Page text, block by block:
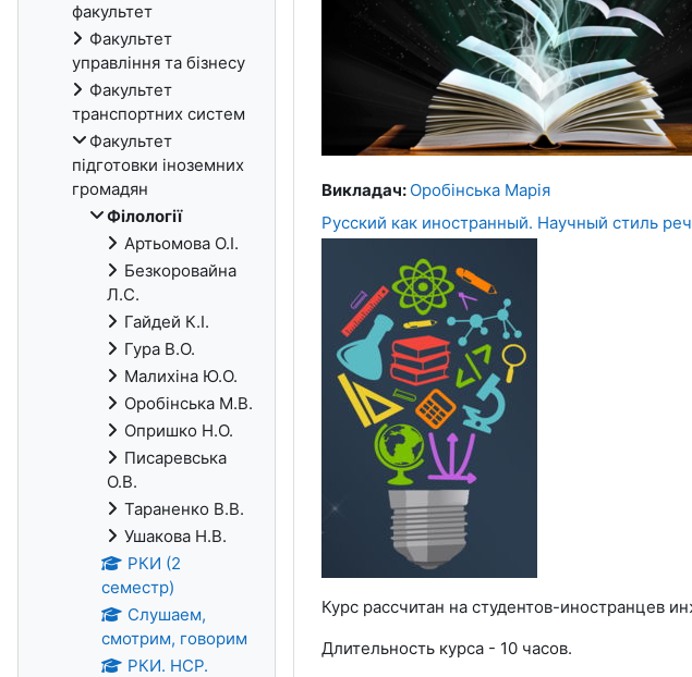
Викладач: Оробінська Марія
Русский как иностранный. Научный стиль
Курс рассчитан на студентов-иностранцев
Длительность курса - 10 часов.
факультет
Факультет
управління та бізнесу
Факультет
транспортних систем
Факультет
підготовки іноземних
громадян
Філології
Артьомова О.І.
Безкоровайна
Л.С.
Гайдей К.І.
Гура В.О.
Малихіна Ю.О.
Оробінська М.В.
Опришко Н.О.
Писаревська
О.В.
Тараненко В.В.
Ушакова Н.В.
РКИ (2
семестр)
Слушаем,
смотрим, говорим
РКИ. НСР.